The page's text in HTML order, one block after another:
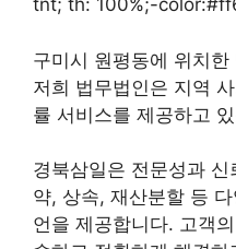
tnt; th: 100%;-
구미시 원평동에 위치
저희 법무법인은 지역
률 서비스를 제공하고
경북삼일은 전문성과
약, 상속, 재산분할 등
언을 제공합니다. 고객